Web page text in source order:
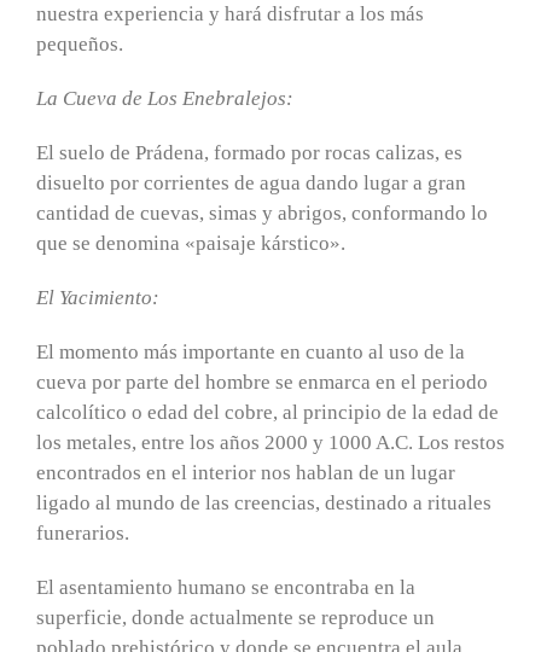
nuestra experiencia y hará disfrutar a los más
pequeños.
La Cueva de Los Enebralejos:
El suelo de Prádena, formado por rocas calizas, es
disuelto por corrientes de agua dando lugar a gran
cantidad de cuevas, simas y abrigos, conformando lo
que se denomina «paisaje kárstico».
El Yacimiento:
El momento más importante en cuanto al uso de la
cueva por parte del hombre se enmarca en el periodo
calcolítico o edad del cobre, al principio de la edad de
los metales, entre los años 2000 y 1000 A.C. Los restos
encontrados en el interior nos hablan de un lugar
ligado al mundo de las creencias, destinado a rituales
funerarios.
El asentamiento humano se encontraba en la
superficie, donde actualmente se reproduce un